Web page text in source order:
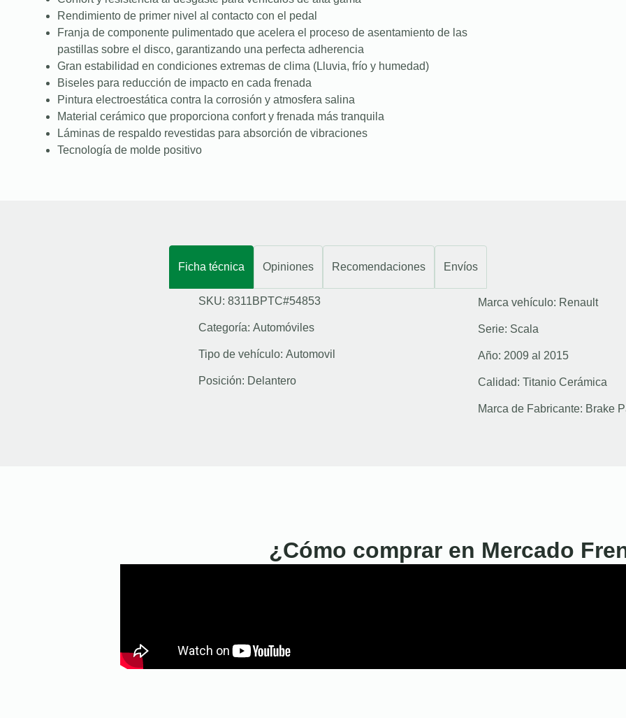
Rendimiento de primer nivel al contacto con el pedal
Franja de componente pulimentado que acelera el proceso de asentamiento de las
pastillas sobre el disco, garantizando una perfecta adherencia
Gran estabilidad en condiciones extremas de clima (Lluvia, frío y humedad)
Biseles para reducción de impacto en cada frenada
Pintura electroestática contra la corrosión y atmosfera salina
Material cerámico que proporciona confort y frenada más tranquila
Láminas de respaldo revestidas para absorción de vibraciones
Tecnología de molde positivo
Ficha técnica Opiniones Recomendaciones Envíos
SKU: 8311BPTC#54853
Categoría: Automóviles
Tipo de vehículo: Automovil
Posición: Delantero
Marca vehículo: Renault
Serie: Scala
Año: 2009 al 2015
Calidad: Titanio Cerámica
Marca de Fabricante: Brake
¿Cómo comprar en Mercado